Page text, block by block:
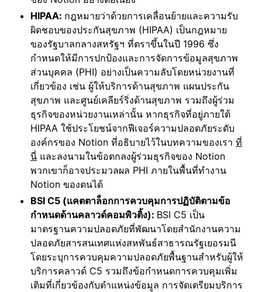
HIPAA: กฎหมายว่าด้วยการเคลื่อนย้ายและความรับ
ผิดชอบของประกันสุขภาพ (HIPAA) เป็นกฎหมาย
ของรัฐบาลกลางสหรัฐฯ ที่ตราขึ้นในปี 1996 ซึ่ง
กำหนดให้มีการปกป้องและการจัดการข้อมูลสุขภาพ
ส่วนบุคคล (PHI) อย่างเป็นความลับโดยหน่วยงานที่
เกี่ยวข้อง เช่น ผู้ให้บริการด้านสุขภาพ แผนประกัน
สุขภาพ และศูนย์เคลียร์ริ่งด้านสุขภาพ รวมถึงผู้ร่วม
ธุรกิจของหน่วยงานเหล่านั้น หากธุรกิจที่อยู่ภายใต้
HIPAA ใช้ประโยชน์จากฟีเจอร์ความปลอดภัยระดับ
องค์กรของ Notion ที่อธิบายไว้ในบทความของเรา ที่
นี่ และลงนามในข้อตกลงผู้ร่วมธุรกิจของ Notion
พวกเขาก็อาจประมวลผล PHI ภายในพื้นที่ทำงาน
Notion ของตนได้
BSI C5 (แคตตาล็อกการควบคุมการปฏิบัติตามข้อ
กำหนดด้านคลาวด์คอมพิวติ้ง): BSI C5 เป็น
มาตรฐานความปลอดภัยที่พัฒนาโดยสำนักงานความ
ปลอดภัยสารสนเทศแห่งสหพันธ์สาธารณรัฐเยอรมนี
โดยระบุการควบคุมความปลอดภัยพื้นฐานสำหรับผู้ให้
บริการคลาวด์ C5 รวมถึงข้อกำหนดการควบคุมเพิ่ม
เติมที่เกี่ยวข้องกับตำแหน่งข้อมูล การจัดเตรียมบริการ